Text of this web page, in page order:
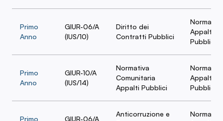
Primo
Anno
GIUR-06/A
(IUS/10)
Diritto dei
Contratti Pubblici
Normativa
Appalti
Pubblici
Primo
Anno
GIUR-10/A
(IUS/14)
Normativa
Comunitaria
Appalti Pubblici
Normativa
Appalti
Pubblici
Primo
GIUR-06/A
Anticorruzione e
Normativa